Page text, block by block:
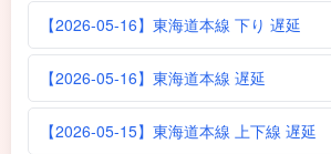
【2026-05-16】東海道本線 下り 遅延
【2026-05-16】東海道本線 遅延
【2026-05-15】東海道本線 上下線 遅延